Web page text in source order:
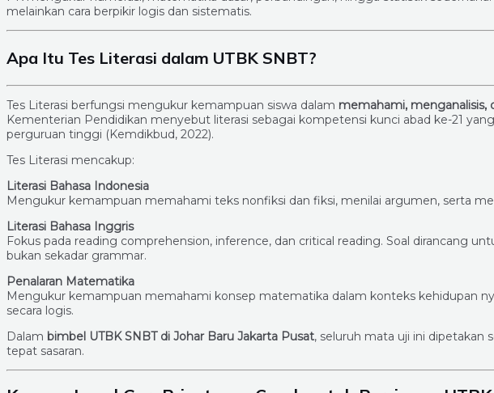
melainkan cara berpikir logis dan sistematis.
Apa Itu Tes Literasi dalam UTBK SNBT?
Tes Literasi berfungsi mengukur kemampuan siswa dalam memahami, menganalisis,
Kementerian Pendidikan menyebut literasi sebagai kompetensi kunci abad ke-21
perguruan tinggi (Kemdikbud, 2022).
Tes Literasi mencakup:
Literasi Bahasa Indonesia
Mengukur kemampuan memahami teks nonfiksi dan fiksi, menilai argumen, serta
Literasi Bahasa Inggris
Fokus pada reading comprehension, inference, dan critical reading. Soal dirancang
bukan sekadar grammar.
Penalaran Matematika
Mengukur kemampuan memahami konsep matematika dalam konteks kehidupan
secara logis.
Dalam bimbel UTBK SNBT di Johar Baru Jakarta Pusat, seluruh mata uji ini dipetakan
tepat sasaran.